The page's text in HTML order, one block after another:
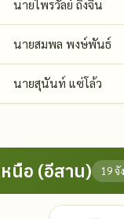
นายไพรวัลย์ ถึงจีน
นายสมพล พงษ์พันธ์
นายสุนันท์ แซ่โล้ว
นือ (อีสาน) 19 จั